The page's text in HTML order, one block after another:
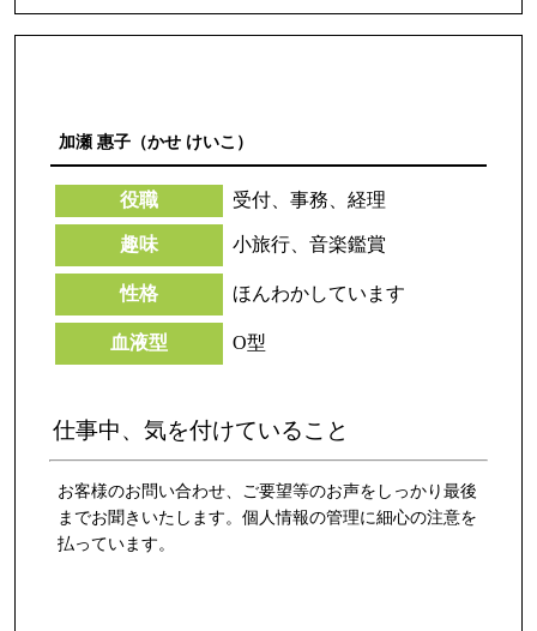
加瀬 惠子（かせ けいこ）
役職 受付、事務、経理
趣味 小旅行、音楽鑑賞
性格 ほんわかしています
血液型 O型
仕事中、気を付けていること
お客様のお問い合わせ、ご要望等のお声をしっかり最後
までお聞きいたします。個人情報の管理に細心の注意を
払っています。